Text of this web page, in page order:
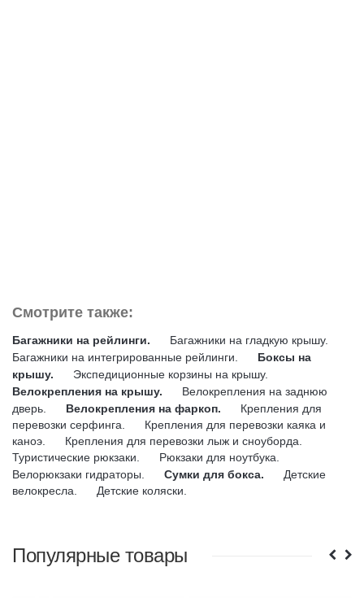
Смотрите также:
Багажники на рейлинги.
Багажники на гладкую крышу.
Багажники на интегрированные рейлинги.
Боксы на
крышу.
Экспедиционные корзины на крышу.
Велокрепления на крышу.
Велокрепления на заднюю
дверь.
Велокрепления на фаркоп.
Крепления для
перевозки серфинга.
Крепления для перевозки каяка и
каноэ.
Крепления для перевозки лыж и сноуборда.
Туристические рюкзаки.
Рюкзаки для ноутбука.
Велорюкзаки гидраторы.
Сумки для бокса.
Детские
велокресла.
Детские коляски.
Популярные товары